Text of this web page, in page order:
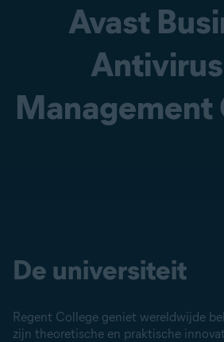
Avast
Management
De universiteit
Regent College geniet wereldwijde
zijn theoretische en praktische